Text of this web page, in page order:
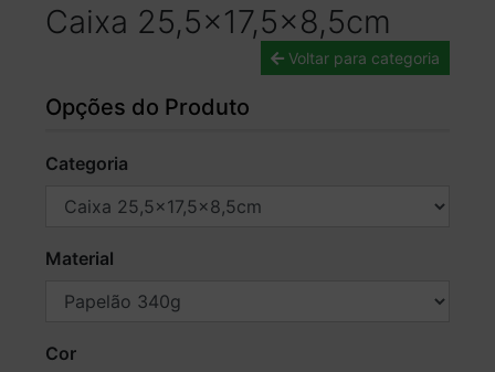
Caixa 25,5x17,5x8,5cm
Voltar para categoria
Opções do Produto
Categoria
Material
Cor